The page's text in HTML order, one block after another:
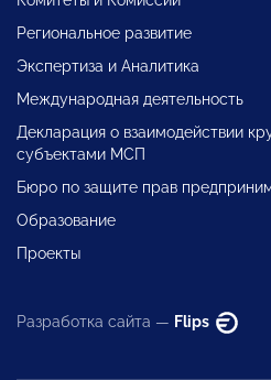
Региональное развитие
Экспертиза и Аналитика
Международная деятельность
Декларация о взаимодействии
субъектами МСП
Бюро по защите прав
Образование
Проекты
Разработка сайта — Flips